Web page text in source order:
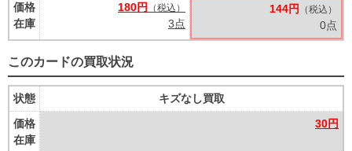
価格
在庫
180円
（税込）
3点
144円 （税込）
0点
このカードの買取状況
状態
価格
在庫
キズなし買取
30円